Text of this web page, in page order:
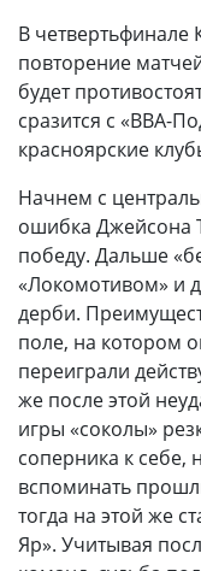
В четвертьфинале
повторение
будет
сразится с «ВВА-
красноярские
Начнем с
ошибка Джейсона
победу. Дальше
«Локомотивом» и
дерби.
поле, на котором
переиграли
же после этой
игры «соколы»
соперника к себе,
вспоминать
тогда на этой же
Яр». Учитывая